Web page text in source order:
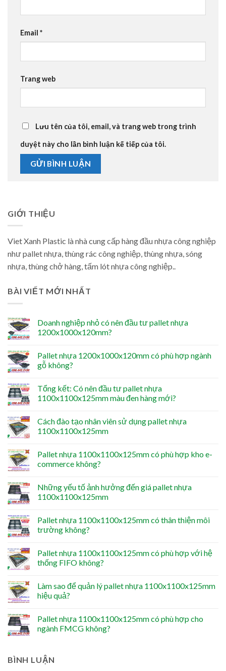
Email *
Trang web
Lưu tên của tôi, email, và trang web trong trình
duyệt này cho lần bình luận kế tiếp của tôi.
GIỚI THIỆU
Viet Xanh Plastic là nhà cung cấp hàng đầu nhựa công nghiệp
như pallet nhựa, thùng rác công nghiệp, thùng nhựa, sóng
nhựa, thùng chở hàng, tấm lót nhựa công nghiệp..
BÀI VIẾT MỚI NHẤT
Doanh nghiệp nhỏ có nên đầu tư pallet nhựa
1200x1000x120mm?
Pallet nhựa 1200x1000x120mm có phù hợp ngành
gỗ không?
Tổng kết: Có nên đầu tư pallet nhựa
1100x1100x125mm màu đen hàng mới?
Cách đào tạo nhân viên sử dụng pallet nhựa
1100x1100x125mm
Pallet nhựa 1100x1100x125mm có phù hợp kho e-
commerce không?
Những yếu tố ảnh hưởng đến giá pallet nhựa
1100x1100x125mm
Pallet nhựa 1100x1100x125mm có thân thiện môi
trường không?
Pallet nhựa 1100x1100x125mm có phù hợp với hệ
thống FIFO không?
Làm sao để quản lý pallet nhựa 1100x1100x125mm
hiệu quả?
Pallet nhựa 1100x1100x125mm có phù hợp cho
ngành FMCG không?
BÌNH LUẬN